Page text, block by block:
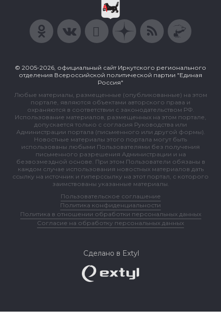
© 2005-2026, официальный сайт Иркутского регионального
отделения Всероссийской политической партии "Единая
Россия"
Любые материалы, размещенные (опубликованные) на этом
портале, являются объектами авторского права и
охраняются в соответствии с законодательством РФ.
Использование материалов, размещенных на этом портале,
допускается только с согласия Руководства или
Администрации портала (письменного или другой формы).
Новостные материалы этого портала могут быть
использованы любыми Пользователями без получения
письменного разрешения Администрации и на
безвозмездной основе. При этом Пользователи обязаны в
каждом случае использования новостных материалов дать
ссылку на источник и гиперссылку на этот портал, с которого
заимствованы указанные материалы.
Пользовательское соглашение
Политика конфиденциальности
Политика в отношении обработки персональных данных
Согласие на обработку персональных данных
Сделано в Extyl